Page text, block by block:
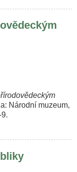
Národní muzeum,